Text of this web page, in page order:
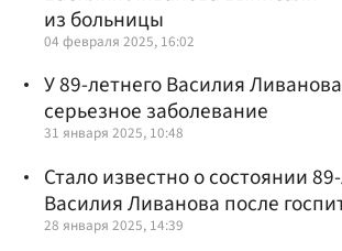
из больницы
04 февраля 2025, 16:02
У 89-летнего Василия
серьезное заболевание
31 января 2025, 10:48
Стало известно о состоянии
Василия Ливанова после
28 января 2025, 14:39